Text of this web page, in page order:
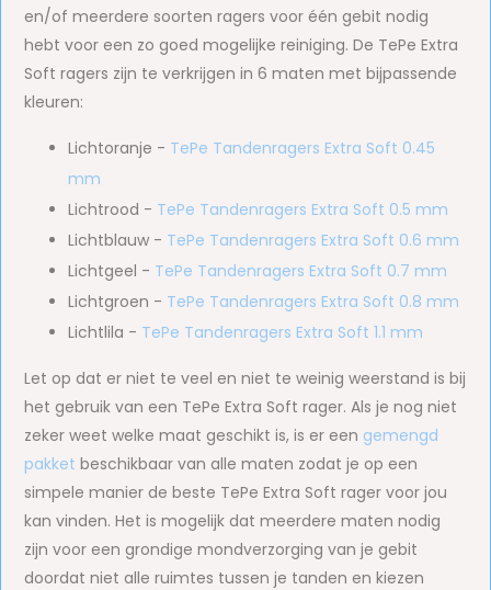
en/of meerdere soorten ragers voor één gebit nodig
hebt voor een zo goed mogelijke reiniging. De TePe Extra
Soft ragers zijn te verkrijgen in 6 maten met bijpassende
kleuren:
Lichtoranje - TePe Tandenragers Extra Soft 0.45
mm
Lichtrood - TePe Tandenragers Extra Soft 0.5 mm
Lichtblauw - TePe Tandenragers Extra Soft 0.6 mm
Lichtgeel - TePe Tandenragers Extra Soft 0.7 mm
Lichtgroen - TePe Tandenragers Extra Soft 0.8 mm
Lichtlila - TePe Tandenragers Extra Soft 1.1 mm
Let op dat er niet te veel en niet te weinig weerstand is bij
het gebruik van een TePe Extra Soft rager. Als je nog niet
zeker weet welke maat geschikt is, is er een gemengd
pakket beschikbaar van alle maten zodat je op een
simpele manier de beste TePe Extra Soft rager voor jou
kan vinden. Het is mogelijk dat meerdere maten nodig
zijn voor een grondige mondverzorging van je gebit
doordat niet alle ruimtes tussen je tanden en kiezen